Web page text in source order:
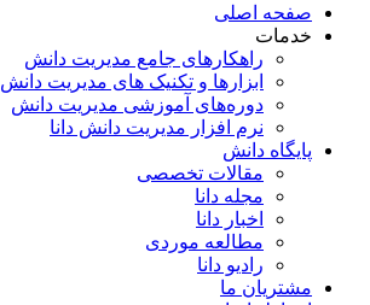
صفحه اصلی
خدمات
راهکارهای جامع مدیریت دانش
ابزارها و تکنیک‌ های مدیریت دانش
دوره‌های آموزشی مدیریت دانش
نرم افزار مدیریت دانش دانا
پایگاه دانش
مقالات تخصصی
مجله دانا
اخبار دانا
مطالعه موردی
رادیو دانا
مشتریان ما